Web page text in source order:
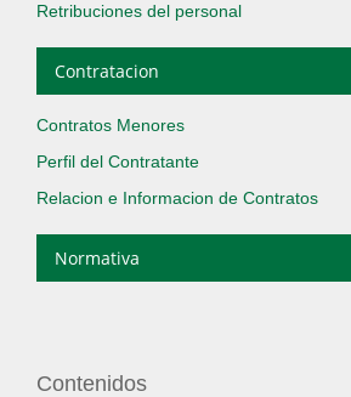
Retribuciones del personal
Contratacion
Contratos Menores
Perfil del Contratante
Relacion e Informacion de Contratos
Normativa
Contenidos